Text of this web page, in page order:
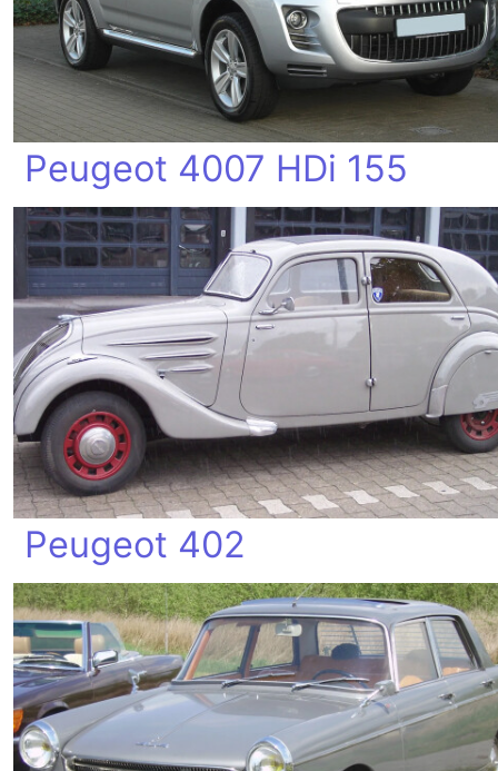
Peugeot 4007 HDi 155
Peugeot 402